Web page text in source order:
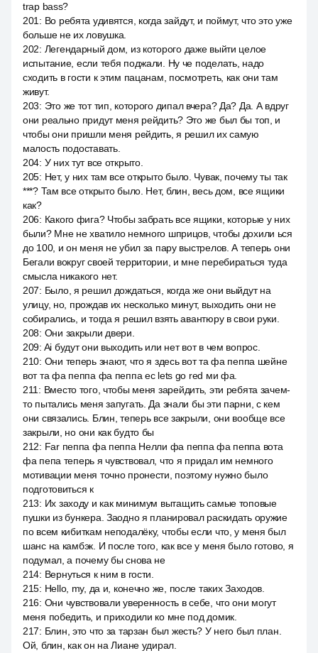
trap bass?
201 : Во ребята удивятся, когда зайдут, и поймут, что это уже
больше не их ловушка.
202: Легендарный дом, из которого даже выйти целое
испытание, если тебя поджали. Ну че поделать, надо
сходить в гости к этим пацанам, посмотреть, как они там
живут.
203: Это же тот тип, которого дипал вчера? Да? Да. А вдруг
они реально придут меня рейдить? Это же был бы топ, и
чтобы они пришли меня рейдить, я решил их самую
малость подоставать.
204: У них тут все открыто.
205: Нет, у них там все открыто было. Чувак, почему ты так
***? Там все открыто было. Нет, блин, весь дом, все ящики
как?
206: Какого фига? Чтобы забрать все ящики, которые у них
были? Мне не хватило немного шприцов, чтобы дохили ься
до 100, и он меня не убил за пару выстрелов. А теперь они
Бегали вокруг своей территории, и мне перебираться туда
смысла никакого нет.
207: Было, я решил дождаться, когда же они выйдут на
улицу, но, прождав их несколько минут, выходить они не
собирались, и тогда я решил взять авантюру в свои руки.
208: Они закрыли двери.
209: Ai будут они выходить или нет вот в чем вопрос.
210: Они теперь знают, что я здесь вот та фа пеппа шейне
вот та фа пеппа фа пеппа ес lets go red ми фа.
211 : Вместо того, чтобы меня зарейдить, эти ребята зачем-
то пытались меня запугать. Да знали бы эти парни, с кем
они связались. Блин, теперь все закрыли, они вообще все
закрыли, но они как будто бы
212: Far пеппа фа пеппа Нелли фа пеппа фа пеппа вота
фа пепа теперь я чувствовал, что я придал им немного
мотивации меня точно пронести, поэтому нужно было
подготовиться к
213: Их заходу и как минимум вытащить самые топовые
пушки из бункера. Заодно я планировал раскидать оружие
по всем кибиткам неподалёку, чтобы если что, у меня был
шанс на камбэк. И после того, как все у меня было готово, я
подумал, а почему бы снова не
214: Вернуться к ним в гости.
215: Hello, my, да и, конечно же, после таких Заходов.
216: Они чувствовали уверенность в себе, что они могут
меня победить, и приходили ко мне под домик.
217: Блин, это что за тарзан был жесть? У него был план.
Ой, блин, как он на Лиане удирал.